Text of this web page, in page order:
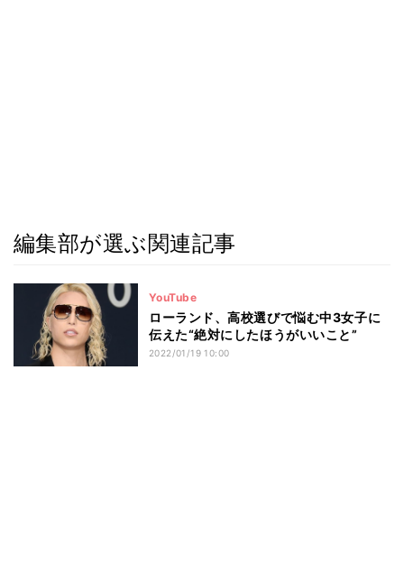
編集部が選ぶ関連記事
YouTube
ローランド、高校選びで悩む中3女子に
伝えた“絶対にしたほうがいいこと”
2022/01/19 10:00